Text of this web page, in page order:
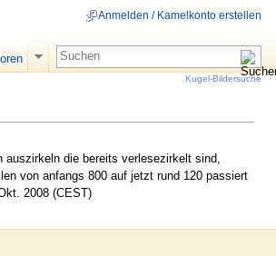
die bereits verlesezirkelt sind,
von anfangs 800 auf jetzt rund 120 passiert
2008 (CEST)
Anmelden / Kamelkonto erstellen
Kugel-Bildersuche